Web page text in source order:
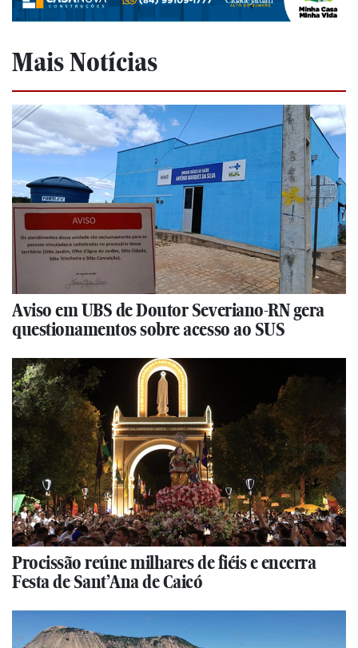
Mais Notícias
Aviso em UBS de Doutor Severiano-RN gera
questionamentos sobre acesso ao SUS
Procissão reúne milhares de fiéis e encerra
Festa de Sant’Ana de Caicó